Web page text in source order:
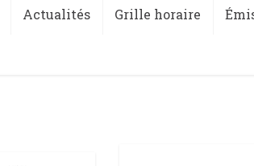
Actualités Grille horaire